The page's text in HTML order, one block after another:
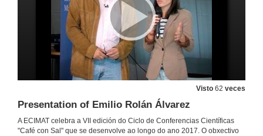
Visto 62 veces
Presentation of Emilio Rolán Álvarez
A ECIMAT celebra a VII edición do Ciclo de Conferencias Científicas
"Café con Sal" que se desenvolve ao longo do ano 2017. O obxectivo
12 de abr. de 2018
VII Café con sal
12 de abr. de 2018
12 de abr. de 2018